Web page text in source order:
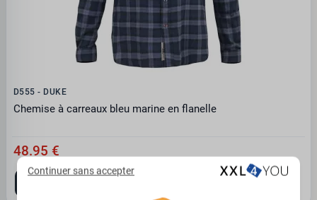
D555 - DUKE
Chemise à carreaux bleu marine en flanelle
48.95 €
Continuer sans accepter